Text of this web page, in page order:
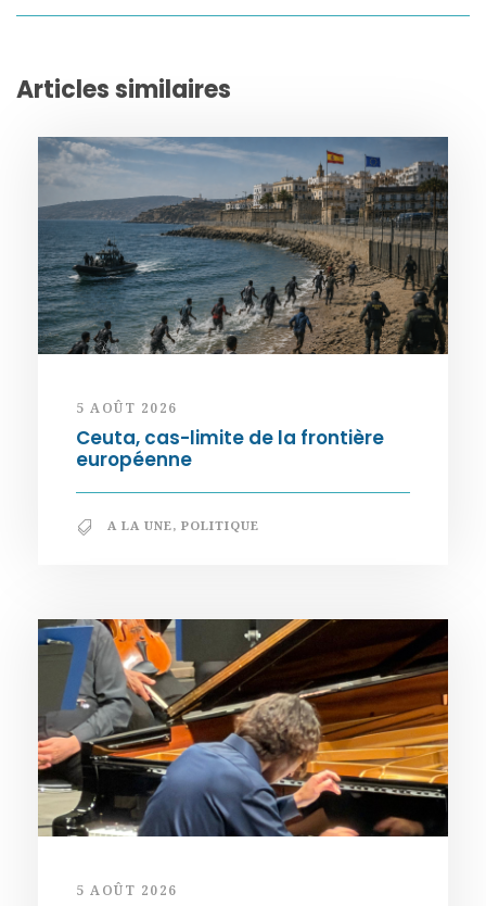
Articles similaires
5 AOÛT 2026
Ceuta, cas-limite de la frontière
européenne
A LA UNE, POLITIQUE
5 AOÛT 2026